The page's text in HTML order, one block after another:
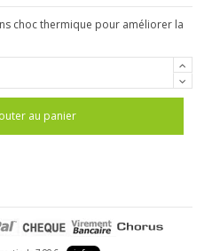
choc thermique pour améliorer la
au panier